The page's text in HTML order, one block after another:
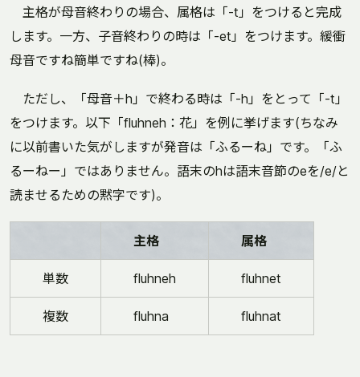
主格が母音終わりの場合、属格は「-t」をつけると完成
します。一方、子音終わりの時は「-et」をつけます。緩衝
母音ですね簡単ですね(棒)。
ただし、「母音＋h」で終わる時は「-h」をとって「-t」
をつけます。以下「fluhneh：花」を例に挙げます(ちなみ
に以前書いた気がしますが発音は「ふるーね」です。「ふ
るーねー」ではありません。語末のhは語末音節のeを/e/と
読ませるための黙字です)。
主格 属格
単数 fluhneh fluhnet
複数 fluhna fluhnat